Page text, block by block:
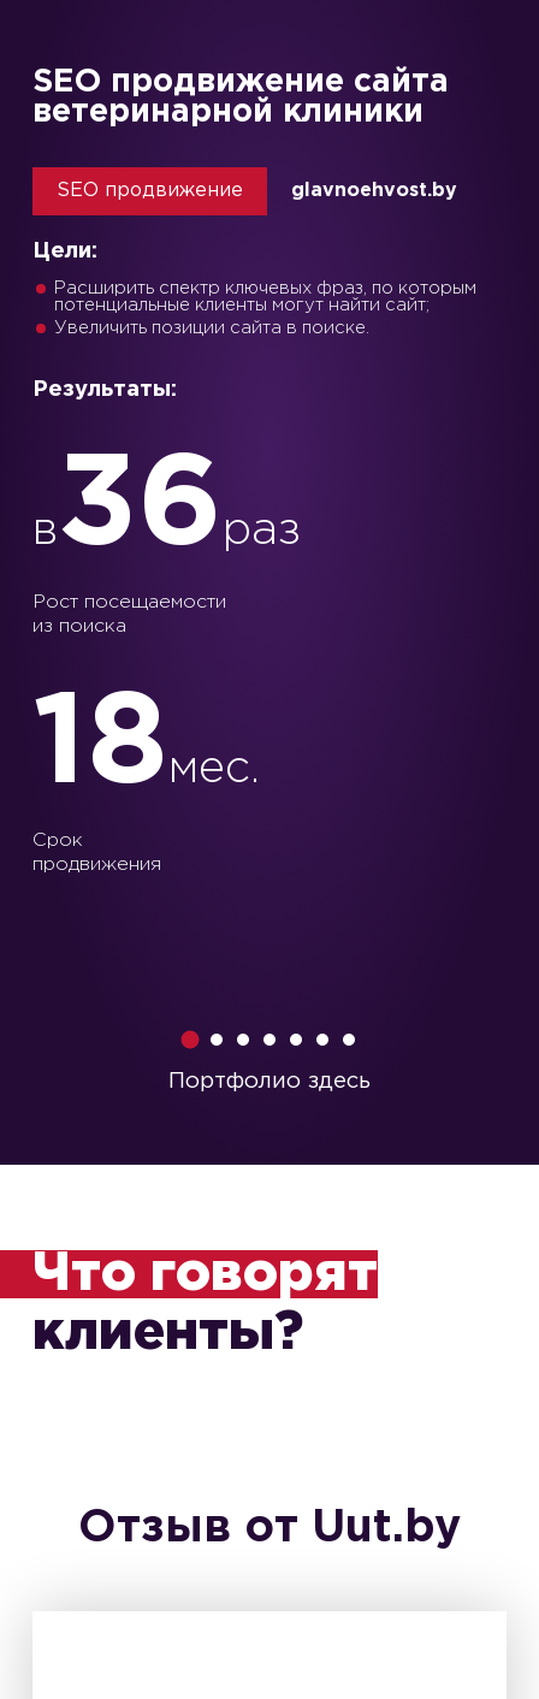
SEO продвижение сайта
ветеринарной клиники
SEO продвижение glavnoehvost.by
Цели:
Расширить спектр ключевых фраз, по которым
потенциальные клиенты могут найти сайт;
Увеличить позиции сайта в поиске.
Результаты:
в36 раз
Рост посещаемости
из поиска
18 мес.
Срок
продвижения
2 3 4 5 6 7
Портфолио здесь
Что говорят
клиенты?
Отзыв от Uut.by